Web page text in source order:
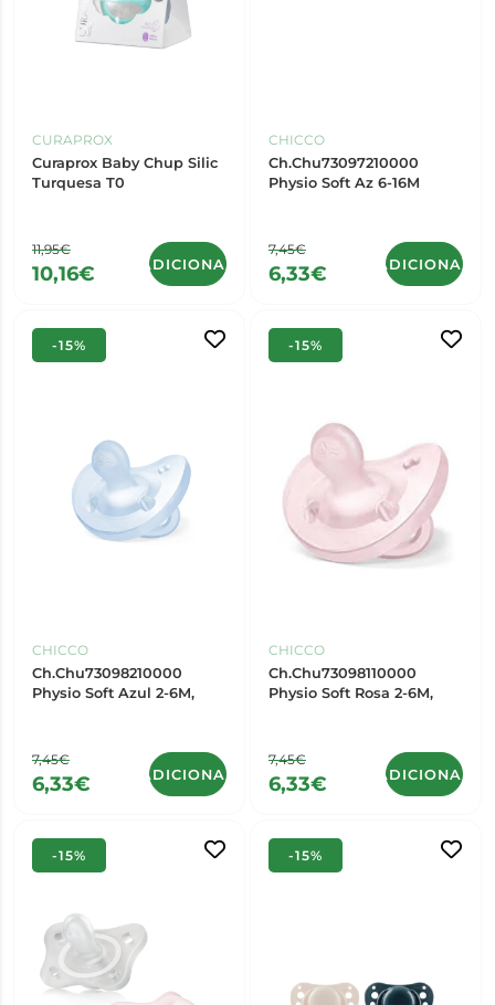
CURAPROX
Curaprox Baby Chup Silic
Turquesa T0
11,95€
10,16€ ADICIONAR
CHICCO
Ch.Chu73097210000
Physio Soft Az 6-16M
7,45€
6,33€ ADICIONAR
-15%
CHICCO
Ch.Chu73098210000
Physio Soft Azul 2-6M,
7,45€
6,33€ ADICIONAR
-15%
CHICCO
Ch.Chu73098110000
Physio Soft Rosa 2-6M,
7,45€
6,33€ ADICIONAR
-15% -15%